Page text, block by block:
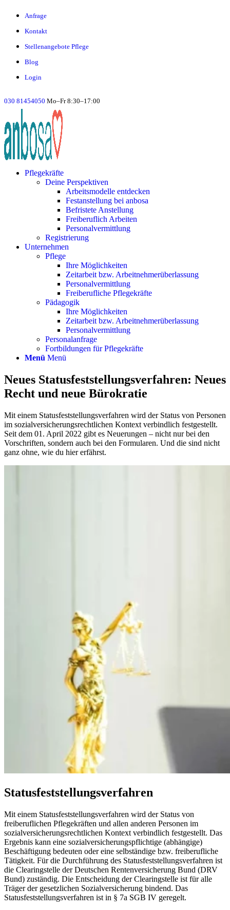
Anfrage
Kontakt
Stellenangebote Pflege
Blog
Login
030 81454050 Mo–Fr 8:30–17:00
Pflegekräfte
Deine Perspektiven
Arbeitsmodelle entdecken
Festanstellung bei anbosa
Befristete Anstellung
Freiberuflich Arbeiten
Personalvermittlung
Registrierung
Unternehmen
Pflege
Ihre Möglichkeiten
Zeitarbeit bzw. Arbeitnehmerüberlassung
Personalvermittlung
Freiberufliche Pflegekräfte
Pädagogik
Ihre Möglichkeiten
Zeitarbeit bzw. Arbeitnehmerüberlassung
Personalvermittlung
Personalanfrage
Fortbildungen für Pflegekräfte
Menü Menü
Neues Statusfeststellungsverfahren: Neues
Recht und neue Bürokratie
Mit einem Statusfeststellungsverfahren wird der Status von Personen
im sozialversicherungsrechtlichen Kontext verbindlich festgestellt.
Seit dem 01. April 2022 gibt es Neuerungen – nicht nur bei den
Vorschriften, sondern auch bei den Formularen. Und die sind nicht
ganz ohne, wie du hier erfährst.
Statusfeststellungsverfahren
Mit einem Statusfeststellungsverfahren wird der Status von
freiberuflichen Pflegekräften und allen anderen Personen im
sozialversicherungsrechtlichen Kontext verbindlich festgestellt. Das
Ergebnis kann eine sozialversicherungspflichtige (abhängige)
Beschäftigung bedeuten oder eine selbständige bzw. freiberufliche
Tätigkeit. Für die Durchführung des Statusfeststellungsverfahren ist
die Clearingstelle der Deutschen Rentenversicherung Bund (DRV
Bund) zuständig. Die Entscheidung der Clearingstelle ist für alle
Träger der gesetzlichen Sozialversicherung bindend. Das
Statusfeststellungsverfahren ist in § 7a SGB IV geregelt.